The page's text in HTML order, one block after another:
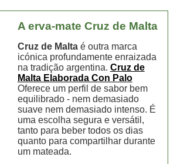
A erva-mate Cruz de Malta
Cruz de Maltaé outra marca
icónica profundamente enraizada
na tradição argentina. Cruz de
Malta Elaborada Con Palo
Oferece um perfil de sabor bem
equilibrado - nem demasiado
suave nem demasiado intenso. É
uma escolha segura e versátil,
tanto para beber todos os dias
quanto para compartilhar durante
um mateada.